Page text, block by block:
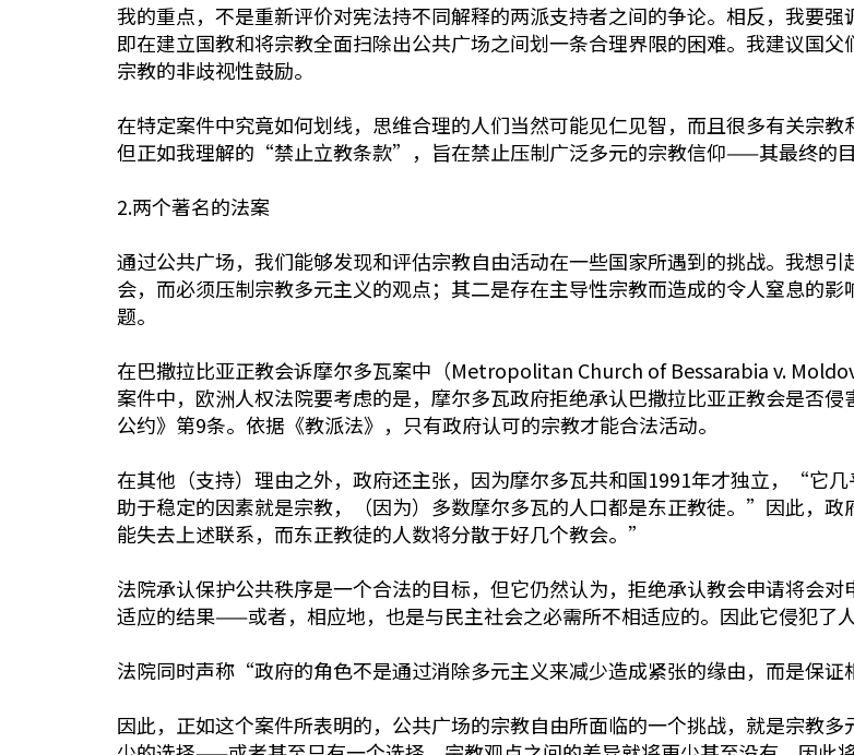
我的重点，不是重新评价对宪法持不同解释的两派支持者之间的争论。相反，我要
即在建立国教和将宗教全面扫除出公共广场之间划一条合理界限的困难。我建议国
宗教的非歧视性鼓励。
在特定案件中究竟如何划线，思维合理的人们当然可能见仁见智，而且很多有关宗
但正如我理解的“禁止立教条款”，旨在禁止压制广泛多元的宗教信仰——其最终的目
2.两个著名的法案
通过公共广场，我们能够发现和评估宗教自由活动在一些国家所遇到的挑战。我想
会，而必须压制宗教多元主义的观点；其二是存在主导性宗教而造成的令人窒息的
题。
在巴撒拉比亚正教会诉摩尔多瓦案中（Metropolitan Church of Bessarabia v.
案件中，欧洲人权法院要考虑的是，摩尔多瓦政府拒绝承认巴撒拉比亚正教会是否
公约》第9条。依据《教派法》，只有政府认可的宗教才能合法活动。
在其他（支持）理由之外，政府还主张，因为摩尔多瓦共和国1991年才独立，“它
助于稳定的因素就是宗教，（因为）多数摩尔多瓦的人口都是东正教徒。”因此，
能失去上述联系，而东正教徒的人数将分散于好几个教会。”
法院承认保护公共秩序是一个合法的目标，但它仍然认为，拒绝承认教会申请将会
适应的结果——或者，相应地，也是与民主社会之必需所不相适应的。因此它侵犯了人
法院同时声称“政府的角色不是通过消除多元主义来减少造成紧张的缘由，而是保证
因此，正如这个案件所表明的，公共广场的宗教自由所面临的一个挑战，就是宗教